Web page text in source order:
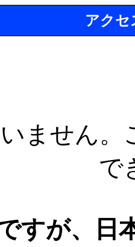
アクセ
ません
で
すが、日